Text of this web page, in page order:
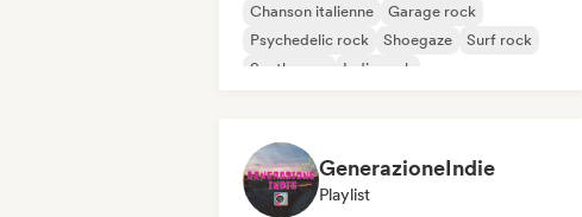
Chanson italienne
Garage rock
Psychedelic rock
Shoegaze
Surf rock
Synthwave
Indie rock
GenerazioneIndie
Playlist